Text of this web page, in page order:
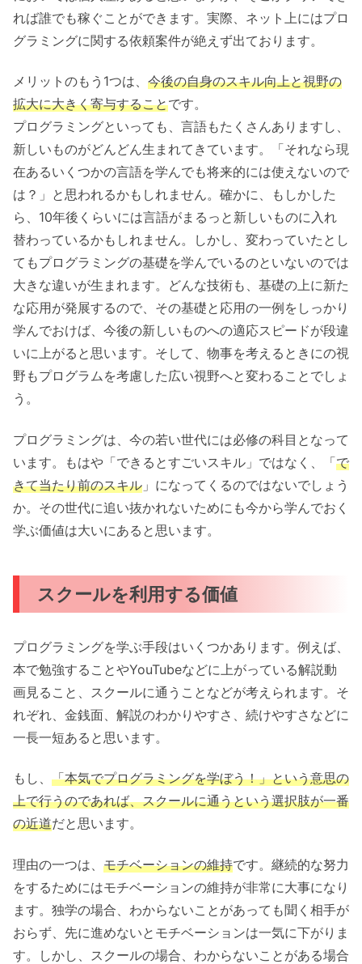
れば誰でも稼ぐことができます。実際、ネット上にはプロ
グラミングに関する依頼案件が絶えず出ております。
メリットのもう1つは、 今後の自身のスキル向上と視野の
拡大に大きく寄与することです。
プログラミングといっても、言語もたくさんありますし、
新しいものがどんどん生まれてきています。「それなら現
在あるいくつかの言語を学んでも将来的には使えないので
は？」と思われるかもしれません。確かに、もしかした
ら、10年後くらいには言語がまるっと新しいものに入れ
替わっているかもしれません。しかし、変わっていたとし
てもプログラミングの基礎を学んでいるのといないのでは
大きな違いが生まれます。どんな技術も、基礎の上に新た
な応用が発展するので、その基礎と応用の一例をしっかり
学んでおけば、今後の新しいものへの適応スピードが段違
いに上がると思います。そして、物事を考えるときにの視
野もプログラムを考慮した広い視野へと変わることでしょ
う。
プログラミングは、今の若い世代には必修の科目となって
います。もはや「できるとすごいスキル」ではなく、「で
きて当たり前のスキル 」になってくるのではないでしょう
か。その世代に追い抜かれないためにも今から学んでおく
学ぶ価値は大いにあると思います。
スクールを利用する価値
プログラミングを学ぶ手段はいくつかあります。例えば、
本で勉強することやYouTubeなどに上がっている解説動
画見ること、スクールに通うことなどが考えられます。そ
れぞれ、金銭面、解説のわかりやすさ、続けやすさなどに
一長一短あると思います。
もし、 「本気でプログラミングを学ぼう！」という意思の
上で行うのであれば、スクールに通うという選択肢が一番
の近道だと思います。
理由の一つは、 モチベーションの維持です。継続的な努力
をするためにはモチベーションの維持が非常に大事になり
ます。独学の場合、わからないことがあっても聞く相手が
おらず、先に進めないとモチベーションは一気に下がりま
す。しかし、スクールの場合、わからないことがある場合